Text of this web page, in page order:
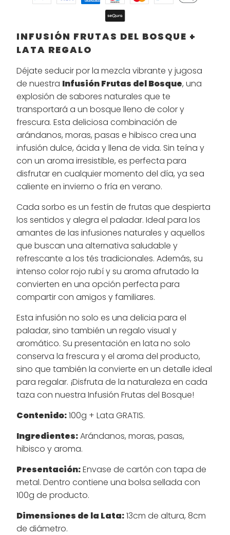
INFUSIÓN FRUTAS DEL BOSQUE +
LATA REGALO
Déjate seducir por la mezcla vibrante y jugosa
de nuestra Infusión Frutas del Bosque, una
explosión de sabores naturales que te
transportará a un bosque lleno de color y
frescura. Esta deliciosa combinación de
arándanos, moras, pasas e hibisco crea una
infusión dulce, ácida y llena de vida. Sin teína y
con un aroma irresistible, es perfecta para
disfrutar en cualquier momento del día, ya sea
caliente en invierno o fría en verano.
Cada sorbo es un festín de frutas que despierta
los sentidos y alegra el paladar. Ideal para los
amantes de las infusiones naturales y aquellos
que buscan una alternativa saludable y
refrescante a los tés tradicionales. Además, su
intenso color rojo rubí y su aroma afrutado la
convierten en una opción perfecta para
compartir con amigos y familiares.
Esta infusión no solo es una delicia para el
paladar, sino también un regalo visual y
aromático. Su presentación en lata no solo
conserva la frescura y el aroma del producto,
sino que también la convierte en un detalle ideal
para regalar. ¡Disfruta de la naturaleza en cada
taza con nuestra Infusión Frutas del Bosque!
Contenido:100g + Lata GRATIS.
Ingredientes:Arándanos, moras, pasas,
hibisco y aroma.
Presentación:Envase de cartón con tapa de
metal. Dentro contiene una bolsa sellada con
100g de producto.
Dimensiones de la Lata:13cm de altura, 8cm
de diámetro.